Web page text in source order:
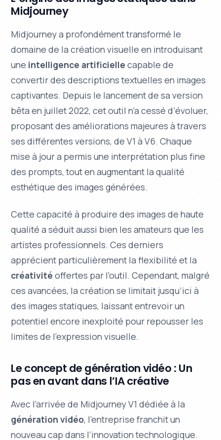
Midjourney
Midjourney a profondément transformé le
domaine de la création visuelle en introduisant
une intelligence artificielle capable de
convertir des descriptions textuelles en images
captivantes. Depuis le lancement de sa version
bêta en juillet 2022, cet outil n’a cessé d’évoluer,
proposant des améliorations majeures à travers
ses différentes versions, de V1 à V6. Chaque
mise à jour a permis une interprétation plus fine
des prompts, tout en augmentant la qualité
esthétique des images générées.
Cette capacité à produire des images de haute
qualité a séduit aussi bien les amateurs que les
artistes professionnels. Ces derniers
apprécient particulièrement laflexibilité et la
créativité offertes par l’outil. Cependant, malgré
ces avancées, la création se limitait jusqu’ici à
des images statiques, laissant entrevoir un
potentiel encore inexploité pour repousser les
limites de l’expression visuelle.
Le concept de génération vidéo : Un
pas en avant dans l’IA créative
Avec l’arrivée de Midjourney V1 dédiée à la
génération vidéo, l’entreprise franchit un
nouveau cap dans l’innovation technologique.